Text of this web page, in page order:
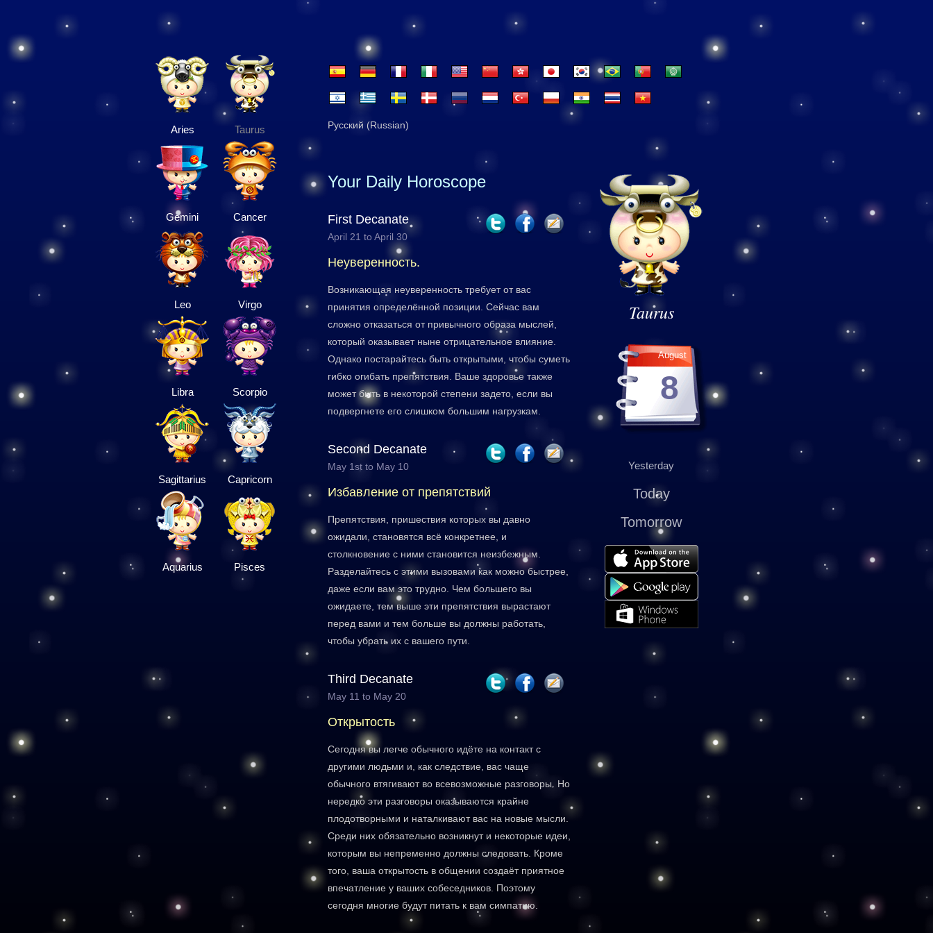
Aries Taurus
Gemini Cancer
Leo Virgo
Libra Scorpio
Sagittarius Capricorn
Aquarius Pisces
Русский (Russian)
Taurus
August
8
Yesterday
Today
Tomorrow
Your Daily Horoscope
First Decanate
April 21 to April 30
Неуверенность.
Возникающая неуверенность требует от вас
принятия определённой позиции. Сейчас вам
сложно отказаться от привычного образа мыслей,
который оказывает ныне отрицательное влияние.
Однако постарайтесь быть открытыми, чтобы суметь
гибко огибать препятствия. Ваше здоровье также
может быть в некоторой степени задето, если вы
подвергнете его слишком большим нагрузкам.
Second Decanate
May 1st to May 10
Избавление от препятствий
Препятствия, пришествия которых вы давно
ожидали, становятся всё конкретнее, и
столкновение с ними становится неизбежным.
Разделайтесь с этими вызовами как можно быстрее,
даже если вам это трудно. Чем большего вы
ожидаете, тем выше эти препятствия вырастают
перед вами и тем больше вы должны работать,
чтобы убрать их с вашего пути.
Third Decanate
May 11 to May 20
Открытость
Сегодня вы легче обычного идёте на контакт с
другими людьми и, как следствие, вас чаще
обычного втягивают во всевозможные разговоры. Но
нередко эти разговоры оказываются крайне
плодотворными и наталкивают вас на новые мысли.
Среди них обязательно возникнут и некоторые идеи,
которым вы непременно должны следовать. Кроме
того, ваша открытость в общении создаёт приятное
впечатление у ваших собеседников. Поэтому
сегодня многие будут питать к вам симпатию.